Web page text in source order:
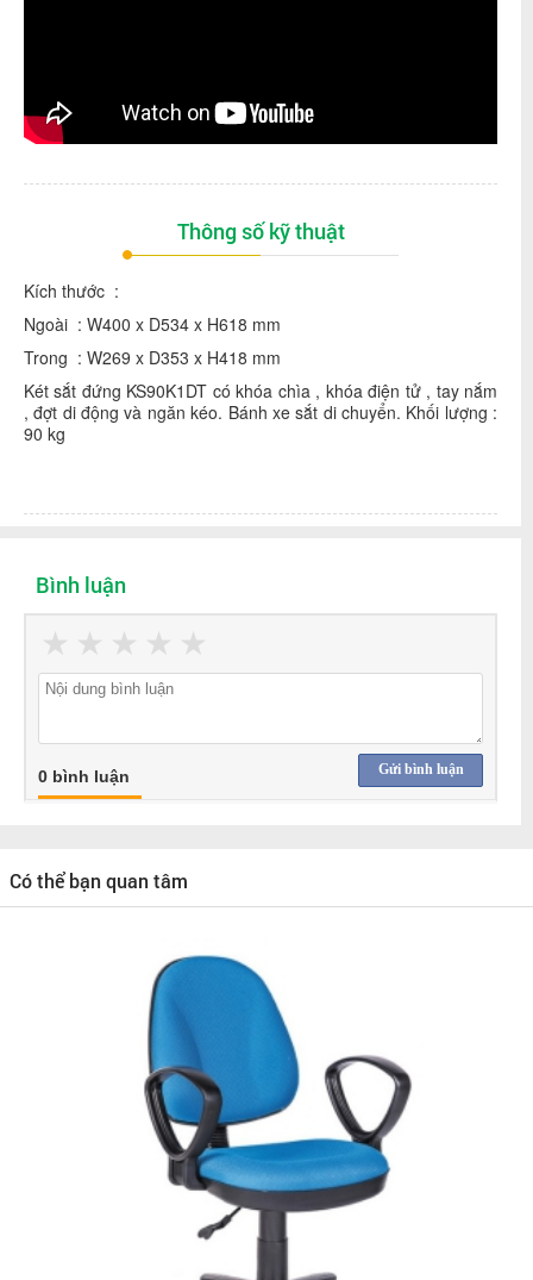
Thông số kỹ thuật
Kích thước :
Ngoài : W400 x D534 x H618 mm
Trong : W269 x D353 x H418 mm
Két sắt đứng KS90K1DT có khóa chìa , khóa điện tử , tay nắm
, đợt di động và ngăn kéo. Bánh xe sắt di chuyển. Khối lượng :
90 kg
Bình luận
★
★
★
★
★
Gửi bình luận
0 bình luận
Có thể bạn quan tâm